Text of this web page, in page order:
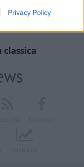
Privacy Policy